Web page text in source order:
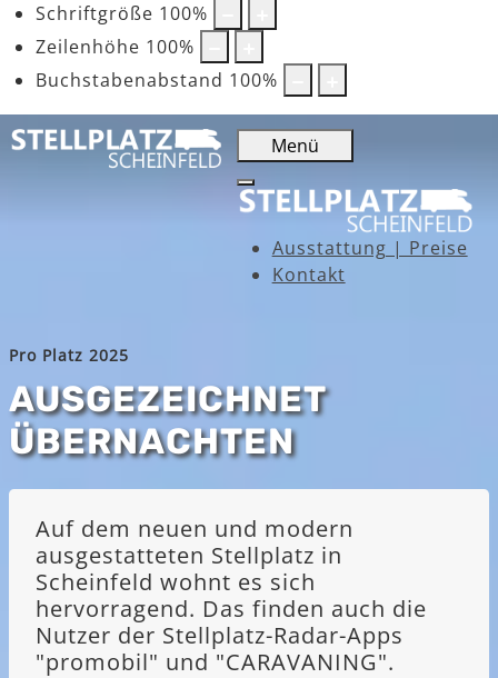
Schriftgröße 100%
Zeilenhöhe 100%
Buchstabenabstand 100%
Menü
Ausstattung | Preise
Kontakt
Pro Platz 2025
AUSGEZEICHNET
ÜBERNACHTEN
Auf dem neuen und modern
ausgestatteten Stellplatz in
Scheinfeld wohnt es sich
hervorragend. Das finden auch die
Nutzer der Stellplatz-Radar-Apps
"promobil" und "CARAVANING".